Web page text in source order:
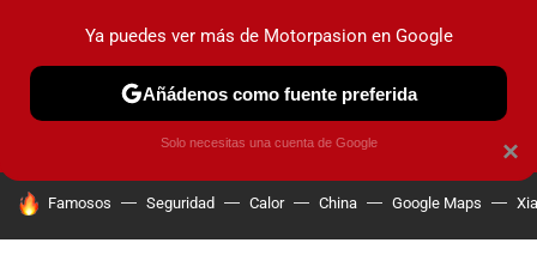
PRUEBAS COCHES ELÉCTRICOS OBSERVATORIO
HOY SE HABLA DE
Famosos Seguridad Calor China Google Maps
×
Ya puedes ver más de Motorpasion en Google
Añádenos como fuente preferida
Solo necesitas una cuenta de Google